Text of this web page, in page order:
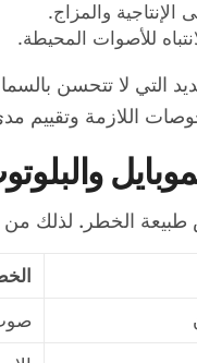
الإنتاجية والمزاج.
للأصوات المحيطة.
التي لا تتحسن
اللازمة وتقييم
الخطر. لذلك من